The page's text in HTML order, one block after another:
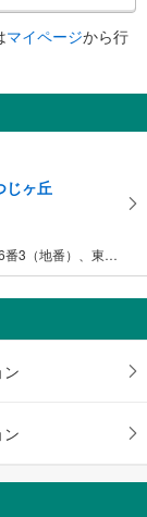
マイページから行
じヶ丘
東京都調布市菊野台1丁目36番3（地番）、東京都調布市菊野台1丁…